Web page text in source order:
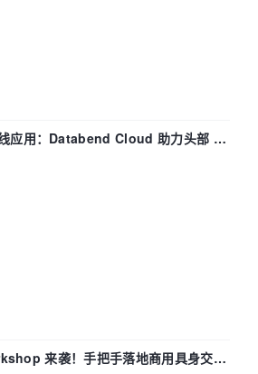
应用：Databend Cloud 助力头部 AI
数据管道
来袭！手把手落地商用具身交互